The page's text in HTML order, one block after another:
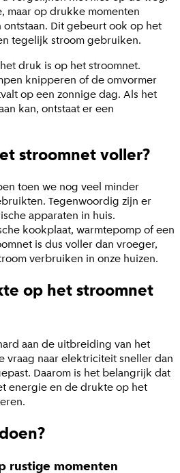
maar op drukke momenten
Dit gebeurt ook op het
tegelijk stroom gebruiken.
druk is op het stroomnet.
knipperen of de omvormer
op een zonnige dag. Als het
kan, ontstaat er een
stroomnet voller?
toen we nog veel minder
Tegenwoordig zijn er
apparaten in huis.
kookplaat, warmtepomp of een
is dus voller dan vroeger,
verbruiken in onze huizen.
op het stroomnet
aan de uitbreiding van het
vraag naar elektriciteit sneller dan
Daarom is het belangrijk dat
energie en de drukte op het
rustige momenten